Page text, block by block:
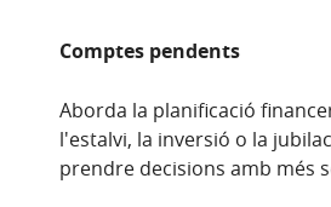
Comptes pendents
Aborda la planificació
l'estalvi, la inversió o la
prendre decisions amb més